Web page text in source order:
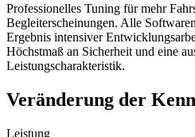
Professionelles Tuning für mehr
Begleiterscheinungen. Alle
Ergebnis intensiver
Höchstmaß an Sicherheit und eine
Leistungscharakteristik.
Veränderung der
Leistung